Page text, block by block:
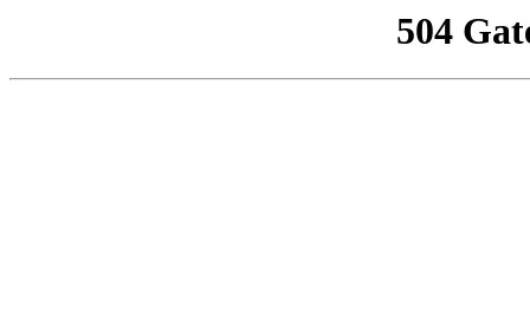
504